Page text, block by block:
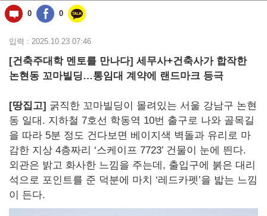
동)
0 0
입력 : 2025.10.23 07:46
[건축주대학 멘토를 만나다] 세무사+건축사가 합작한
논현동 꼬마빌딩…통임대 계약에 랜드마크 등극
[땅집고] 굵직한 꼬마빌딩이 몰려있는 서울 강남구 논현
동 일대. 지하철 7호선 학동역 10번 출구로 나와 골목길
을 따라 5분 정도 건다보면 베이지색 벽돌과 유리로 마
감한 지상 4층짜리 ‘스케이프 7723′ 건물이 눈에 띈다.
외관은 밝고 화사한 느낌을 주는데, 출입구에 붉은 대리
석으로 포인트를 준 덕분에 마치 ‘레드카펫’을 밟는 느낌
이 든다.